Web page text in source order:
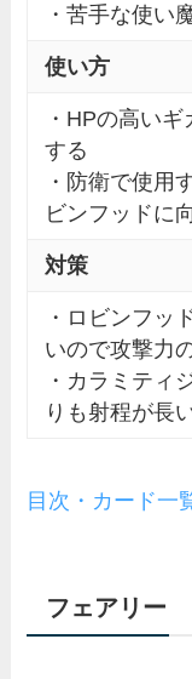
・苦手な使い
使い方
・HPの高い
する
・防衛で使用
ビンフッドに
対策
・ロビンフッ
いので攻撃力
・カラミティ
りも射程が長
目次・カード一
フェアリー